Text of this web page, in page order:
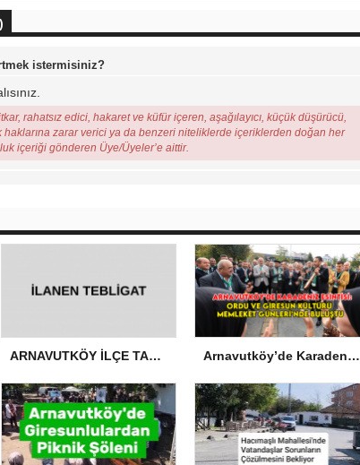
istermisiniz?
rahatsız edici, hakaret ve küfür içeren, aşağılayıcı, küçük düşürücü,
haklarına zarar verici ya da benzeri niteliklerde içeriklerden doğan her
içeriği gönderen Üye/Üyeler’e aittir.
ARNAVUTKÖY İLÇE TARIM VE ORMAN MÜDÜRLÜĞÜ’NDEN İLANEN TEBLİGAT Arnavutköy’de Karadeniz Esintisi: Ordu ve Giresun Kültürü Memleket Günleri’nde Buluştu